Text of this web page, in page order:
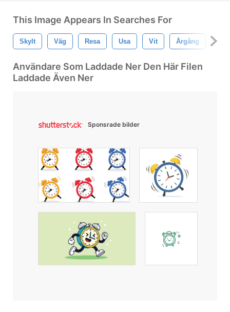
This Image Appears In Searches For
Skylt Väg Resa Usa Vit Årgång
Användare Som Laddade Ner Den Här Filen
Laddade Även Ner
Sponsrade bilder